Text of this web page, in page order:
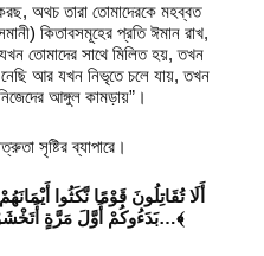
অথচ তারা তোমাদেরকে মহব্বত
কিতাবসমূহের প্রতি ঈমান রাখ,
তোমাদের সাথে মিলিত হয়, তখন
আর যখন নিভৃতে চলে যায়, তখন
আঙ্গুল কামড়ায়”।
সৃষ্টির ব্যাপারে।
بَدَءُوكُمْ أَوَّلَ مَرَّةٍ…﴾